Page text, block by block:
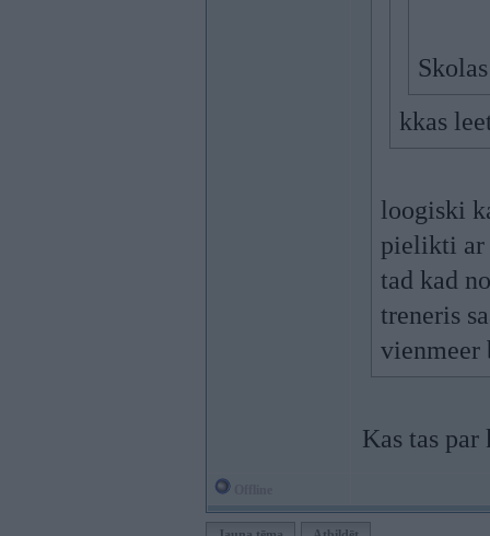
kkas
loogiski
pielikti
tad kad
treneris
vienmeer
Kas tas